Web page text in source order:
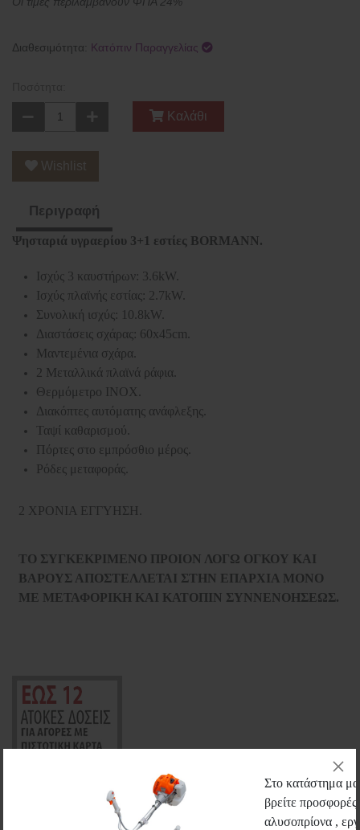
Διαθεσιμότητα: Κατόπιν Παραγγελίας
Καλάθι
Wishlist
Περιγραφή
Ψησταριά υγραερίου 3+1 εστίες BORMANN.
Ισχύς 3 καυστήρων: 3.6kW.
Ισχύς πλαϊνής εστίας: 2.7kW.
Συνολική ισχύς: 10.8kW.
Διαστάσεις σχάρας: 60x45cm.
Μαντεμένια σχάρα.
2 Μεταλλικά πλαϊνά ράφια.
Θερμόμετρο INOX.
Διακόπτες αυτόματης ανάφλεξης.
Ταψί καθαρισμού.
Πόρτες στο εμπρόσθιο μέρος.
Ρόδες μεταφοράς.
2 ΧΡΟΝΙΑ ΕΓΓΥΗΣΗ.
ΤΟ ΣΥΓΚΕΚΡΙΜΕΝΟ ΠΡΟΙΟΝ ΛΟΓΩ ΟΓΚΟΥ ΚΑΙ
ΒΑΡΟΥΣ ΑΠΟΣΤΕΛΛΕΤΑΙ ΣΤΗΝ ΕΠΑΡΧΙΑ ΜΟΝΟ
ΜΕ ΜΕΤΑΦΟΡΙΚΗ ΚΑΙ ΚΑΤΟΠΙΝ ΣΥΝΝΕΝΟΗΣΕΩΣ.
Στο κατάστημα
βρείτε
αλυσοπρίονα ,